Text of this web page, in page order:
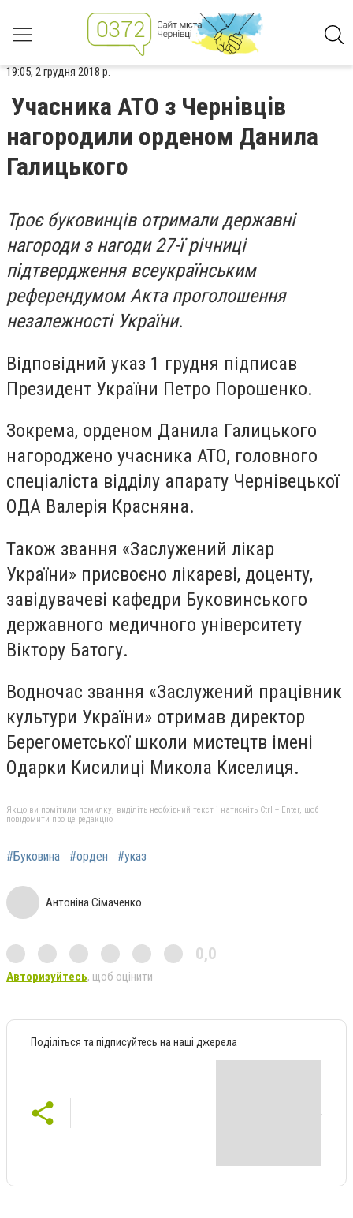
19:05, 2 грудня 2018 р.
Учасника АТО з Чернівців
нагородили орденом Данила
Галицького
Троє буковинців отримали державні
нагороди з нагоди 27-ї річниці
підтвердження всеукраїнським
референдумом Акта проголошення
незалежності України.
Відповідний указ 1 грудня підписав
Президент України Петро Порошенко.
Зокрема, орденом Данила Галицького
нагороджено учасника АТО, головного
спеціаліста відділу апарату Чернівецької
ОДА Валерія Красняна.
Також звання «Заслужений лікар
України» присвоєно лікареві, доценту,
завідувачеві кафедри Буковинського
державного медичного університету
Віктору Батогу.
Водночас звання «Заслужений працівник
культури України» отримав директор
Берегометської школи мистецтв імені
Одарки Кисилиці Микола Киселиця.
Якщо ви помітили помилку, виділіть необхідний текст і натисніть Ctrl + Enter, щоб
повідомити про це редакцію
#Буковина #орден #указ
Антоніна Сімаченко
0,0
Авторизуйтесь, щоб оцінити
Поділіться та підписуйтесь на наші джерела